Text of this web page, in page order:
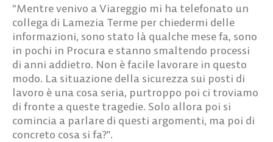
“Mentre venivo a Viareggio mi ha telefonato un
collega di Lamezia Terme per chiedermi delle
informazioni, sono stato là qualche mese fa, sono
in pochi in Procura e stanno smaltendo processi
di anni addietro. Non è facile lavorare in questo
modo. La situazione della sicurezza sui posti di
lavoro è una cosa seria, purtroppo poi ci troviamo
di fronte a queste tragedie. Solo allora poi si
comincia a parlare di questi argomenti, ma poi di
concreto cosa si fa?”.